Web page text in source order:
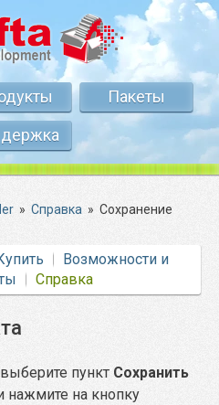
Пакеты
» Справка » Сохранение
Возможности и
Справка
пункт Сохранить
нажмите на кнопку